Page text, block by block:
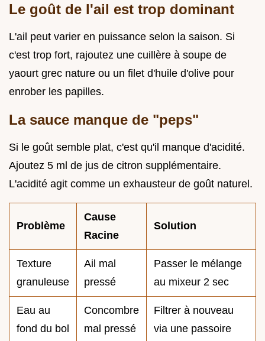
Le goût de l'ail est trop dominant
L'ail peut varier en puissance selon la saison. Si
c'est trop fort, rajoutez une cuillère à soupe de
yaourt grec nature ou un filet d'huile d'olive pour
enrober les papilles.
La sauce manque de "peps"
Si le goût semble plat, c'est qu'il manque d'acidité.
Ajoutez 5 ml de jus de citron supplémentaire.
L'acidité agit comme un exhausteur de goût naturel.
Problème
Cause
Racine
Solution
Texture
granuleuse
Ail mal
pressé
Passer le mélange
au mixeur 2 sec
Eau au
fond du bol
Concombre
mal pressé
Filtrer à nouveau
via une passoire